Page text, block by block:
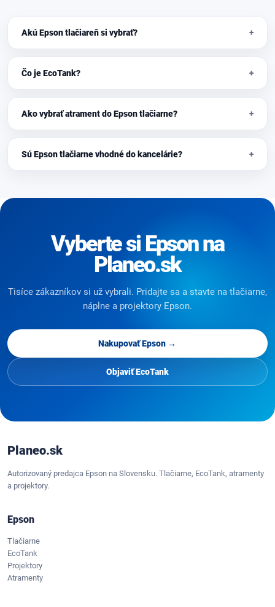
Akú Epson tlačiareň si vybrať?
Čo je EcoTank?
Ako vybrať atrament do Epson tlačiarne?
Sú Epson tlačiarne vhodné do kancelárie?
Vyberte si Epson na
Planeo.sk
Tisíce zákazníkov si už vybrali. Pridajte sa a stavte na tlačiarne,
náplne a projektory Epson.
Nakupovať Epson →
Objaviť EcoTank
Planeo.sk
Autorizovaný predajca Epson na Slovensku. Tlačiarne, EcoTank, atramenty
a projektory.
Epson
Tlačiarne
EcoTank
Projektory
Atramenty